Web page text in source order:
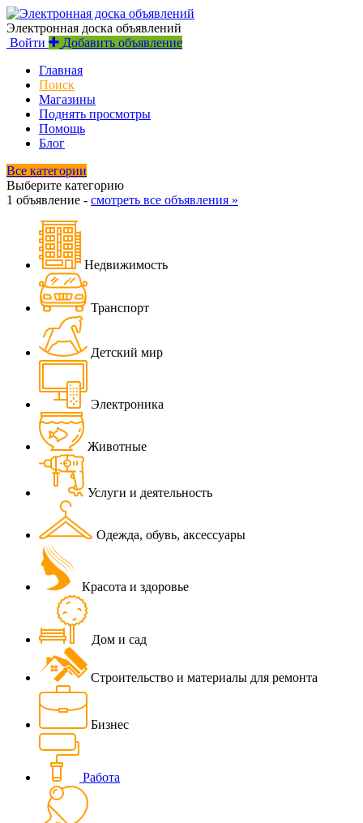
Электронная доска объявлений
Войти
Добавить объявление
Главная
Поиск
Магазины
Поднять просмотры
Помощь
Блог
Все категории
Выберите категорию
1 объявление - смотреть все объявления »
Недвижимость
Транспорт
Детский мир
Электроника
Животные
Услуги и деятельность
Одежда, обувь, аксессуары
Красота и здоровье
Дом и сад
Строительство и материалы для ремонта
Бизнес
Работа